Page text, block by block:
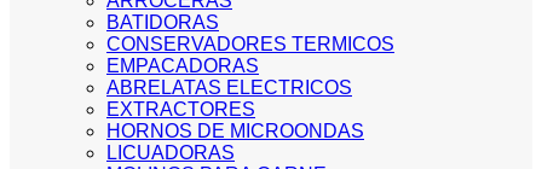
BATIDORAS
CONSERVADORES TERMICOS
EMPACADORAS
ABRELATAS ELECTRICOS
EXTRACTORES
HORNOS DE MICROONDAS
LICUADORAS